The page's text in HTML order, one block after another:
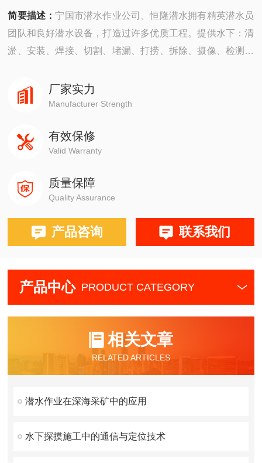
简要描述：宁国市潜水作业公司、恒隆潜水拥有精英潜水员
团队和良好潜水设备，打造过许多优质工程。提供水下：清
淤、安装、焊接、切割、堵漏、打捞、拆除、摄像、检测、
程，有着严密的安全组织机构，*的质量保证体系，严格的
安全措施，并以高质量快速度、守信誉而深受广大业主企业
厂家实力
Manufacturer Strength
有效保修
Valid Warranty
质量保障
Quality Assurance
产品咨询 联系我们
产品中心 PRODUCT CATEGORY
相关文章
RELATED ARTICLES
潜水作业在深海采矿中的应用
水下探摸施工中的通信与定位技术